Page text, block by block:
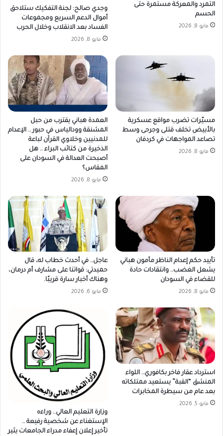
التمرد والمعركة مستمرة حتى
الحسم
مايو 8, 2026
وجدي صالح: لجنة التفكيك ستلاحق
أموال الدعم السريع ومجموعات
الفساد بعد الانقلاب وخلال الحرب
مايو 8, 2026
مسيّرات تضرب مواقع عسكرية
بالأبيض تخلف قتلى وجرحى وسط
تصاعد المواجهات في كردفان
مايو 8, 2026
العمدة هباني يقترب من حبل
المشنقة وودالياس في حبور .. الإعدام
للمدنيين وخلاوي القرآن لباعة
الذخيرة من كتائب البراء .. هل
أصبحت العدالة في السودان على
المقاس؟
مايو 8, 2026
تأييد حكم إعدام الناظر مأمون هباني
يشعل الغضب.. وانتقادات حادة
للقضاء في السودان
مايو 8, 2026
عاجل.. في أحدث خطاب له، قال
حميدتي: قواتنا على مشارف أم درمان،
وهناك أخبار سارة قريبًا.
مايو 6, 2026
استرداد عقار فاخر بكافوري.. اللواء
المنشق “القبة” يستعيد ممتلكاته
بعد عام من سيطرة المخابرات
مايو 5, 2026
وزارة التعليم العالي.. وراءه
الإستغناء عن شخصية رفيعة ..
تأخير إعلان إعفاء مدراء الجامعات يثير